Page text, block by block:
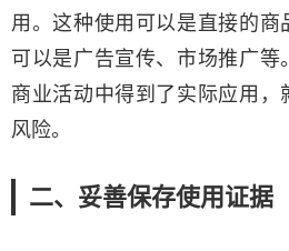
用。这种使用可以是直接的商
可以是广告宣传、市场推广等
商业活动中得到了实际应用，
风险。
二、妥善保存使用证据